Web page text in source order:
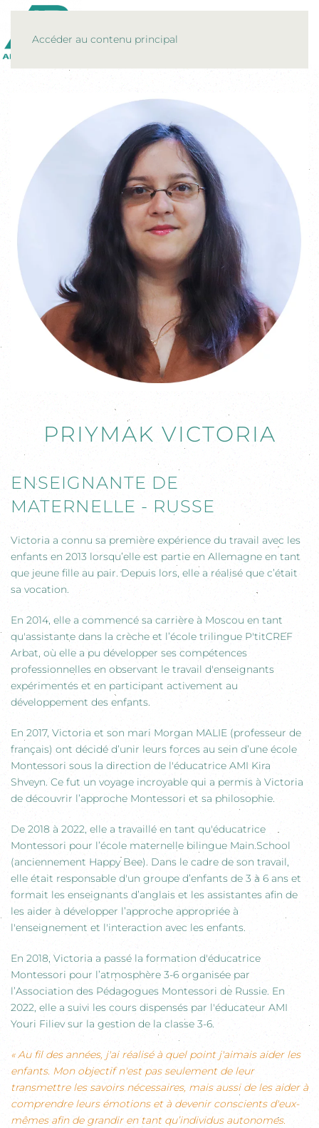
Accéder au contenu principal
PRIYMAK VICTORIA
ENSEIGNANTE DE
MATERNELLE - RUSSE
Victoria a connu sa première expérience du travail avec les
enfants en 2013 lorsqu’elle est partie en Allemagne en tant
que jeune fille au pair. Depuis lors, elle a réalisé que c’était
sa vocation.
En 2014, elle a commencé sa carrière à Moscou en tant
qu'assistante dans la crèche et l’école trilingue P'titCREF
Arbat, où elle a pu développer ses compétences
professionnelles en observant le travail d'enseignants
expérimentés et en participant activement au
développement des enfants.
En 2017, Victoria et son mari Morgan MALIE (professeur de
français) ont décidé d’unir leurs forces au sein d’une école
Montessori sous la direction de l'éducatrice AMI Kira
Shveyn. Ce fut un voyage incroyable qui a permis à Victoria
de découvrir l’approche Montessori et sa philosophie.
De 2018 à 2022, elle a travaillé en tant qu'éducatrice
Montessori pour l’école maternelle bilingue Main.School
(anciennement Happy Bee). Dans le cadre de son travail,
elle était responsable d'un groupe d’enfants de 3 à 6 ans et
formait les enseignants d’anglais et les assistantes afin de
les aider à développer l’approche appropriée à
l'enseignement et l'interaction avec les enfants.
En 2018, Victoria a passé la formation d'éducatrice
Montessori pour l’atmosphère 3-6 organisée par
l’Association des Pédagogues Montessori de Russie. En
2022, elle a suivi les cours dispensés par l'éducateur AMI
Youri Filiev sur la gestion de la classe 3-6.
« Au fil des années, j'ai réalisé à quel point j'aimais aider les
enfants. Mon objectif n'est pas seulement de leur
transmettre les savoirs nécessaires, mais aussi de les aider à
comprendre leurs émotions et à devenir conscients d'eux-
mêmes afin de grandir en tant qu’individus autonomes.